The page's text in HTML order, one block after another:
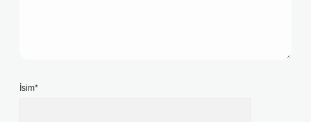
İsim*